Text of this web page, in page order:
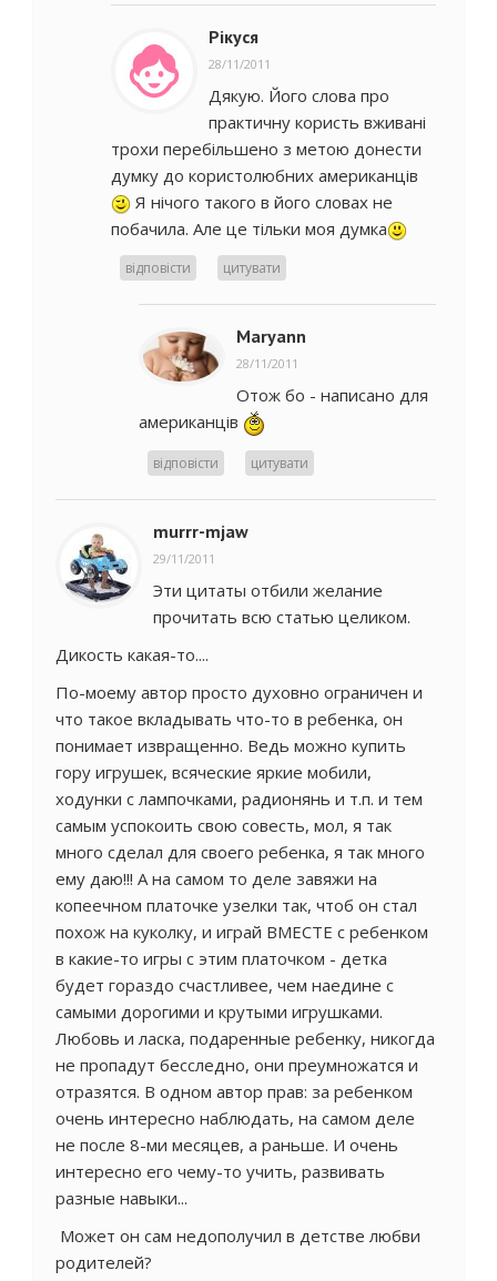
Рікуся
28/11/2011
Дякую. Його слова про
практичну користь вживані
трохи перебільшено з метою донести
думку до користолюбних американців
Я нічого такого в його словах не
побачила. Але це тільки моя думка
відповісти цитувати
Maryann
28/11/2011
Отож бо - написано для
американців
відповісти цитувати
murrr-mjaw
29/11/2011
Эти цитаты отбили желание
прочитать всю статью целиком.
Дикость какая-то....
По-моему автор просто духовно ограничен и
что такое вкладывать что-то в ребенка, он
понимает извращенно. Ведь можно купить
гору игрушек, всяческие яркие мобили,
ходунки с лампочками, радионянь и т.п. и тем
самым успокоить свою совесть, мол, я так
много сделал для своего ребенка, я так много
ему даю!!! А на самом то деле завяжи на
копеечном платочке узелки так, чтоб он стал
похож на куколку, и играй ВМЕСТЕ с ребенком
в какие-то игры с этим платочком - детка
будет гораздо счастливее, чем наедине с
самыми дорогими и крутыми игрушками.
Любовь и ласка, подаренные ребенку, никогда
не пропадут бесследно, они преумножатся и
отразятся. В одном автор прав: за ребенком
очень интересно наблюдать, на самом деле
не после 8-ми месяцев, а раньше. И очень
интересно его чему-то учить, развивать
разные навыки...
Может он сам недополучил в детстве любви
родителей?